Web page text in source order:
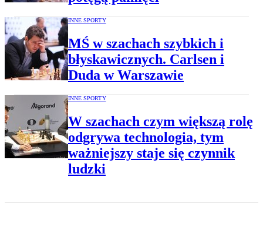
INNE SPORTY
MŚ w szachach szybkich i
błyskawicznych. Carlsen i
Duda w Warszawie
INNE SPORTY
W szachach czym większą rolę
odgrywa technologia, tym
ważniejszy staje się czynnik
ludzki